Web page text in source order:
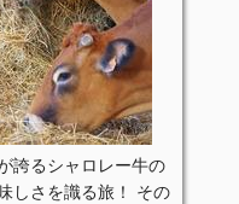
誇るシャロレー牛の
しさを識る旅！ その